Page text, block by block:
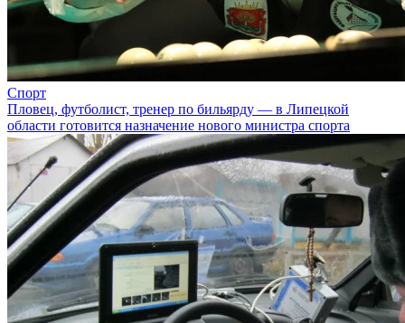
Спорт
Пловец, футболист, тренер по бильярду — в Липецкой
области готовится назначение нового министра спорта